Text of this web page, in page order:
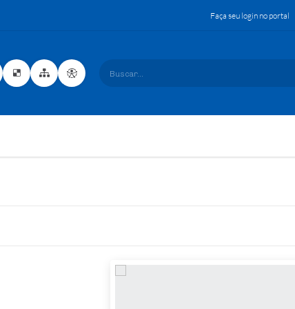
Faça seu login no portal
Buscar...